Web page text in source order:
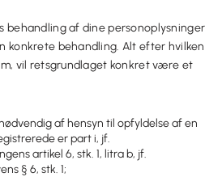
behandling af dine personoplysninger
konkrete behandling. Alt efter hvilken
vil retsgrundlaget konkret være et
af hensyn til opfyldelse af en
er part i, jf.
artikel 6, stk. 1, litra b, jf.
§ 6, stk. 1;